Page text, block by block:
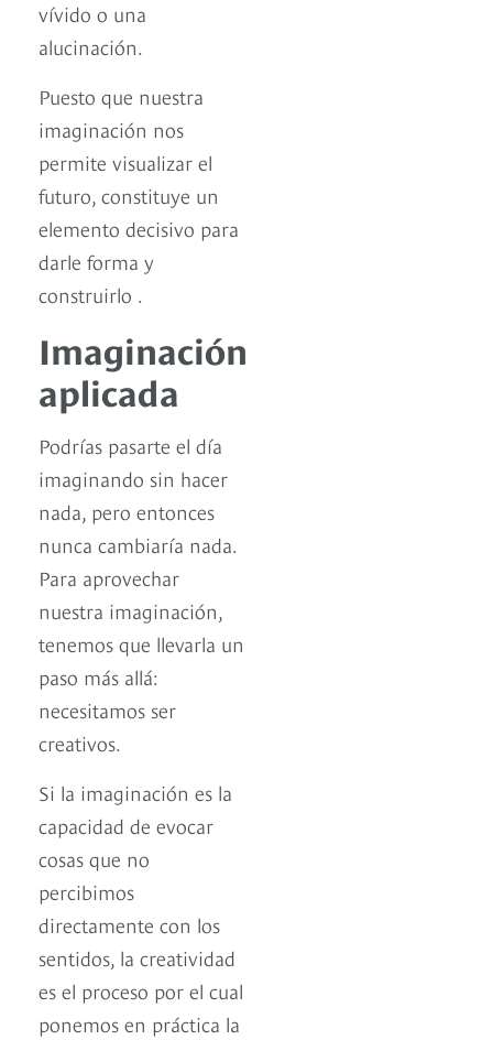
vívido o una
alucinación.
Puesto que nuestra
imaginación nos
permite visualizar el
futuro, constituye un
elemento decisivo para
darle forma y
construirlo .
Imaginación
aplicada
Podrías pasarte el día
imaginando sin hacer
nada, pero entonces
nunca cambiaría nada.
Para aprovechar
nuestra imaginación,
tenemos que llevarla un
paso más allá:
necesitamos ser
creativos.
Si la imaginación es la
capacidad de evocar
cosas que no
percibimos
directamente con los
sentidos, la creatividad
es el proceso por el cual
ponemos en práctica la